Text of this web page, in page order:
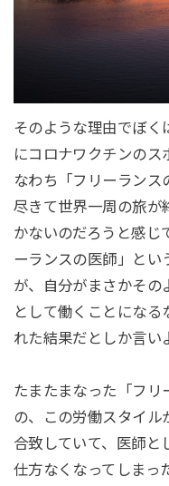
そのような理由でぼく
にコロナワクチンのス
なわち「フリーランス
尽きて世界一周の旅が
かないのだろうと感じ
ーランスの医師」とい
が、自分がまさかその
として働くことになる
れた結果だとしか言い
たまたまなった「フリ
の、この労働スタイル
合致していて、医師と
仕方なくなってしまっ